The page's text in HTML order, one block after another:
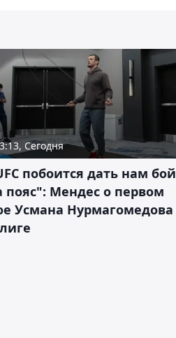
Сегодня
побоится дать нам бой
пояс": Мендес о первом
Усмана Нурмагомедова